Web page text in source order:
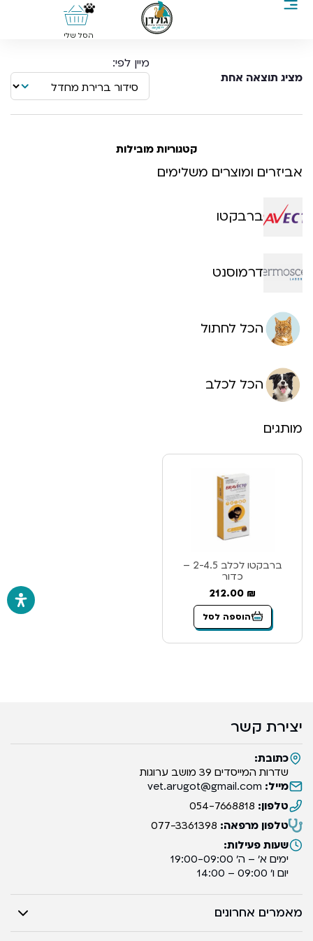
0
הסל שלי
מציג תוצאה אחת
קטגוריות מובילות
אביזרים ומוצרים משלימים
ברבקטו
דרמוסנט
הכל לחתול
הכל לכלב
מותגים
ברבקטו לכלב 2-4.5 –
כדור
212.00 ₪
הוספה לסל
יצירת קשר
כתובת:
שדרות המייסדים 39 מושב ערוגות
מייל: vet.arugot@gmail.com
טלפון: 054-7668818
טלפון מרפאה: 077-3361398
שעות פעילות:
ימים א’ – ה’ 19:00-09:00
יום ו’ 09:00 – 14:00
מאמרים אחרונים